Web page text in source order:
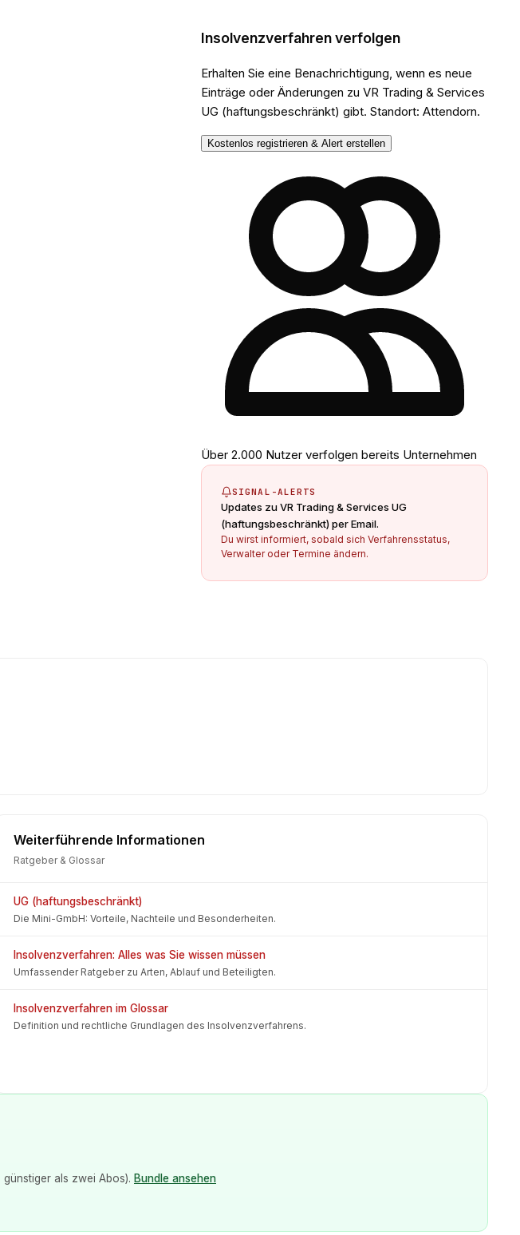
Insolvenzverfahren verfolgen
Erhalten Sie eine Benachrichtigung, wenn es neue
Einträge oder Änderungen zu VR Trading & Services
UG (haftungsbeschränkt) gibt. Standort: Attendorn.
Kostenlos registrieren & Alert erstellen
Über 2.000 Nutzer verfolgen bereits Unternehmen
SIGNAL-ALERTS
Updates zuVR Trading & Services UG
(haftungsbeschränkt)per Email.
Du wirst informiert, sobald sich Verfahrensstatus,
Verwalter oder Termine ändern.
Weiterführende Informationen
Ratgeber & Glossar
UG (haftungsbeschränkt)
Die Mini-GmbH: Vorteile, Nachteile und Besonderheiten.
Insolvenzverfahren: Alles was Sie wissen müssen
Umfassender Ratgeber zu Arten, Ablauf und Beteiligten.
Insolvenzverfahren im Glossar
Definition und rechtliche Grundlagen des Insolvenzverfahrens.
als zwei Abos). Bundle ansehen